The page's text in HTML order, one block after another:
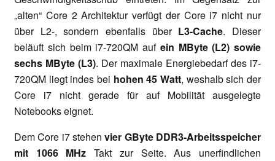
„alten“ Core 2 Architektur verfügt der Core i7 nicht nur
über L2-, sondern ebenfalls über L3-Cache. Dieser
beläuft sich beim i7-720QM auf ein MByte (L2) sowie
sechs MByte (L3). Der maximale Energiebedarf des i7-
720QM liegt indes bei hohen 45 Watt, weshalb sich der
Core i7 nicht gerade für auf Mobilität ausgelegte
Notebooks eignet.
Dem Core i7 stehenvier GByte DDR3-Arbeitsspeicher
mit 1066 MHz Takt zur Seite. Aus unerfindlichen